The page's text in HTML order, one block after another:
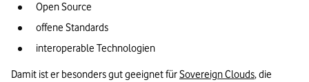
Open Source
offene Standards
interoperable Technologien
Damit ist er besonders gut geeignet für Sovereign Clouds, die